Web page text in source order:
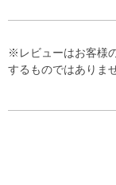
※レビューはお客様
するものではありま